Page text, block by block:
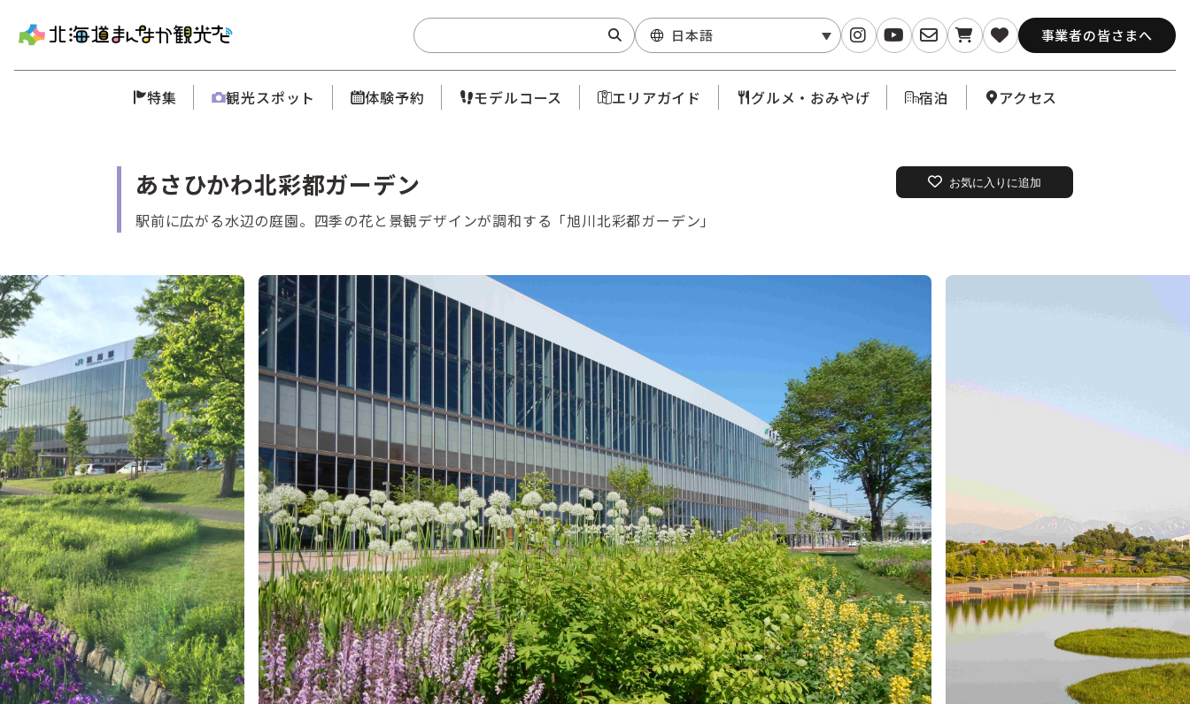
日本語 事業者の皆さまへ
特集 観光スポット 体験予約 モデルコース エリアガイド グルメ・おみやげ 宿泊 アクセス
あさひかわ北彩都ガーデン
駅前に広がる水辺の庭園。四季の花と景観デザインが調和する「旭川北彩都ガーデン」
お気に入りに追加